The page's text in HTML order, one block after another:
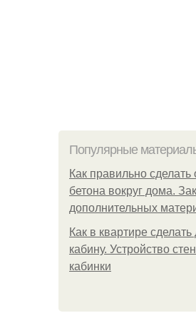
Популярные
Как правильно сделать
бетона вокруг дома.
дополнительных
Как в квартире
кабину. Устройство
кабинки